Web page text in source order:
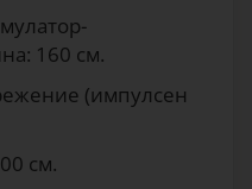
160 см.
(импулсен
см.